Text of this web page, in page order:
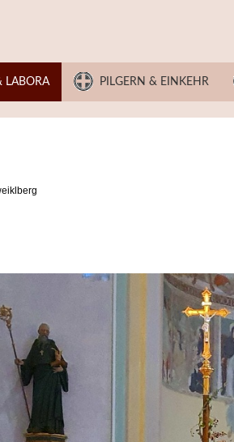
LABORA PILGERN & EINKEHR